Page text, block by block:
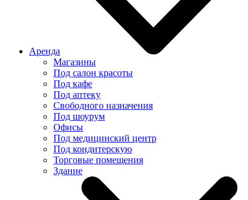
Аренда
Магазины
Под салон красоты
Под кафе
Под аптеку
Свободного назначения
Под шоурум
Офисы
Под медицинский центр
Под кондитерскую
Торговые помещения
Здание